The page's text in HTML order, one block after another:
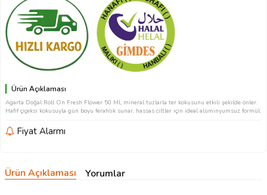
Ürün Açıklaması
Agarta Doğal Roll On Fresh Flower 50 Ml, mineral tuzlarla ter kokusunu etkili şekilde önler.
Hafif çiçeksi kokusuyla gün boyu ferahlık sunar, hassas ciltler için ideal alüminyumsuz formül.
Fiyat Alarmı
Ürün Açıklaması Yorumlar